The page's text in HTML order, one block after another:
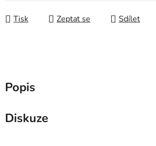
Tisk Zeptat se Sdílet
Popis
Diskuze